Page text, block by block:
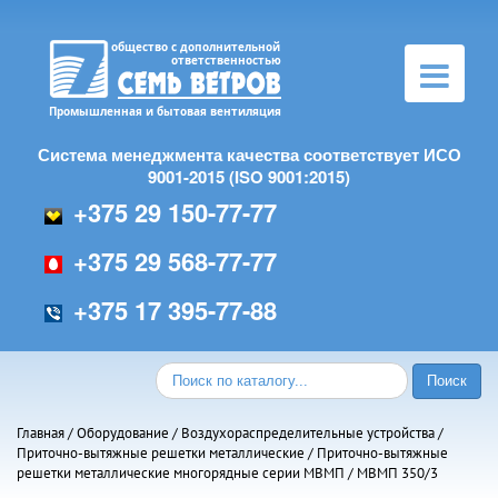
Система менеджмента качества соответствует ИСО
9001-2015 (ISO 9001:2015)
+375 29 150-77-77
+375 29 568-77-77
+375 17 395-77-88
Главная/Оборудование / Воздухораспределительные устройства/
Приточно-вытяжные решетки металлические / Приточно-вытяжные
решетки металлические многорядные серии МВMП / МВМП 350/3